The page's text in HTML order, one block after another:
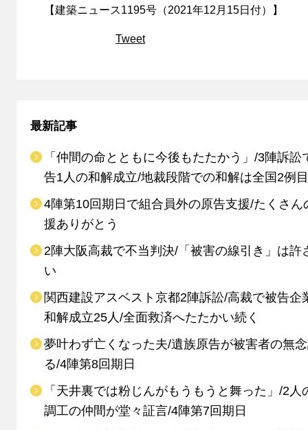
【建築ニュース1195号（2021年12月15日付）】
Tweet
最新記事
「仲間の命とともに今後もたたかう」/3陣訴訟
告1人の和解成立/地裁段階での和解は全国2例目
4陣第10回期日で組合員外の原告支援/たくさん
援ありがとう
2陣大阪高裁で不当判決/「被害の線引き」は許
い
関西建設アスベスト京都2陣訴訟/高裁で被告企
和解成立25人/全面救済へたたかい続く
夢叶わず亡くなった夫/遺族原告が被害者の無
る/4陣第8回期日
「天井裏では粉じんがもうもうと舞った」/2人
調工の仲間が堂々証言/4陣第7回期日